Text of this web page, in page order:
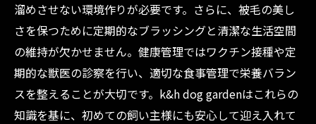
溜めさせない環境作りが必要です。さらに、被毛の美し
さを保つために定期的なブラッシングと清潔な生活空間
の維持が欠かせません。健康管理ではワクチン接種や定
期的な獣医の診察を行い、適切な食事管理で栄養バラン
スを整えることが大切です。k&h dog gardenはこれらの
知識を基に、初めての飼い主様にも安心して迎え入れて